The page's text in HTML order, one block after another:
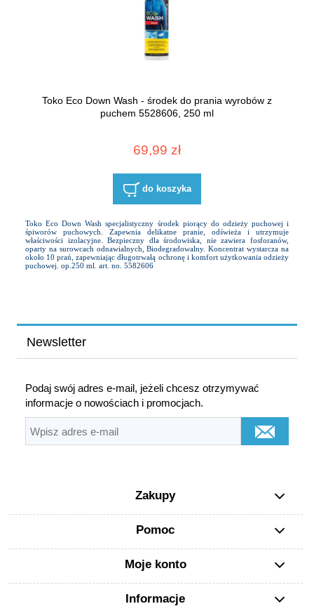
Toko Eco Down Wash - środek do prania wyrobów z
puchem 5528606, 250 ml
69,99 zł
do koszyka
Toko Eco Down Wash specjalistyczny środek piorący do odzieży puchowej i
śpiworów puchowych. Zapewnia delikatne pranie, odświeża i utrzymuje
właściwości izolacyjne. Bezpieczny dla środowiska, nie zawiera fosforanów,
oparty na surowcach odnawialnych, Biodegradowalny. Koncentrat wystarcza na
około 10 prań, zapewniając długotrwałą ochronę i komfort użytkowania odzieży
puchowej. op.250 ml. art. no. 5582606
Newsletter
Podaj swój adres e-mail, jeżeli chcesz otrzymywać
informacje o nowościach i promocjach.
Zakupy
Pomoc
Moje konto
Informacje